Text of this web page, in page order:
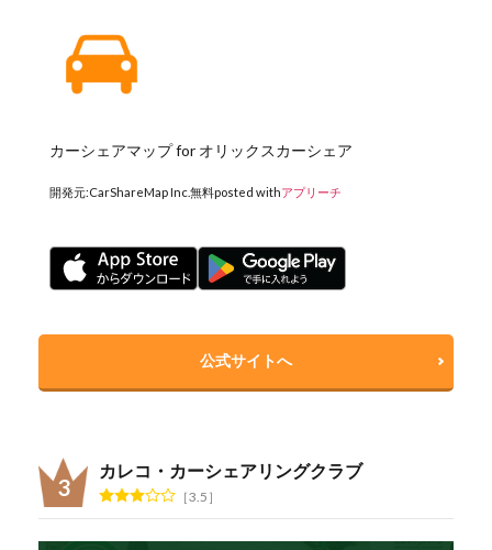
カーシェアマップ for オリックスカーシェア
開発元:CarShareMap Inc.無料posted withアプリーチ
公式サイトへ
カレコ・カーシェアリングクラブ
3.5